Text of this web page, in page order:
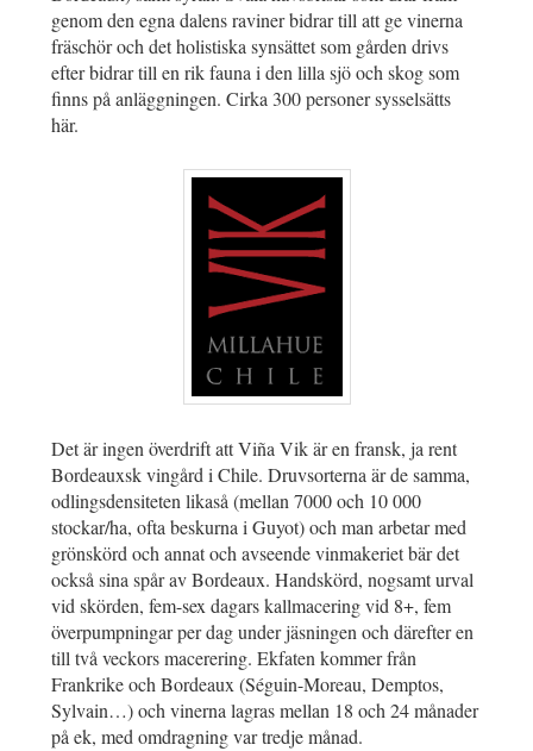
genom den egna dalens raviner bidrar till att ge vinerna
fräschör och det holistiska synsättet som gården drivs
efter bidrar till en rik fauna i den lilla sjö och skog som
finns på anläggningen. Cirka 300 personer sysselsätts
här.
Det är ingen överdrift att Viña Vik är en fransk, ja rent
Bordeauxsk vingård i Chile. Druvsorterna är de samma,
odlingsdensiteten likaså (mellan 7000 och 10 000
stockar/ha, ofta beskurna i Guyot) och man arbetar med
grönskörd och annat och avseende vinmakeriet bär det
också sina spår av Bordeaux. Handskörd, nogsamt urval
vid skörden, fem-sex dagars kallmacering vid 8+, fem
överpumpningar per dag under jäsningen och därefter en
till två veckors macerering. Ekfaten kommer från
Frankrike och Bordeaux (Séguin-Moreau, Demptos,
Sylvain…) och vinerna lagras mellan 18 och 24 månader
på ek, med omdragning var tredje månad.